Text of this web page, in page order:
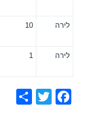
לירה 10
לירה 1
F
T